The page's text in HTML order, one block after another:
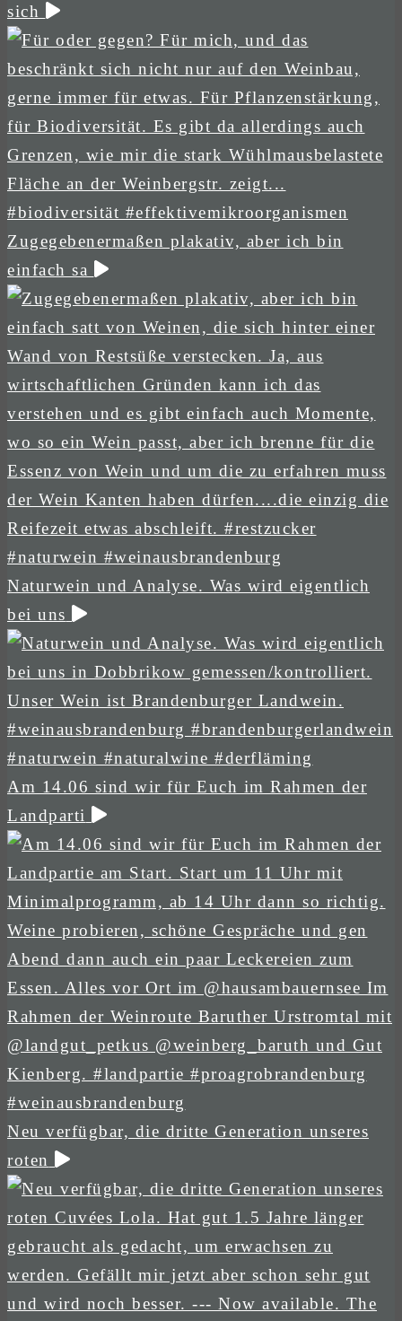
sich
Zugegebenermaßen plakativ, aber ich bin
einfach sa
Naturwein und Analyse. Was wird eigentlich
bei uns
Am 14.06 sind wir für Euch im Rahmen der
Landparti
Neu verfügbar, die dritte Generation unseres
roten